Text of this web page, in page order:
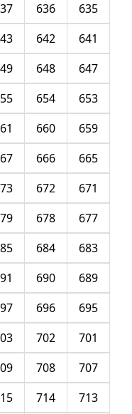
635
636
641
642
647
648
653
654
659
660
665
666
671
672
677
678
683
684
689
690
695
696
701
702
707
708
713
714